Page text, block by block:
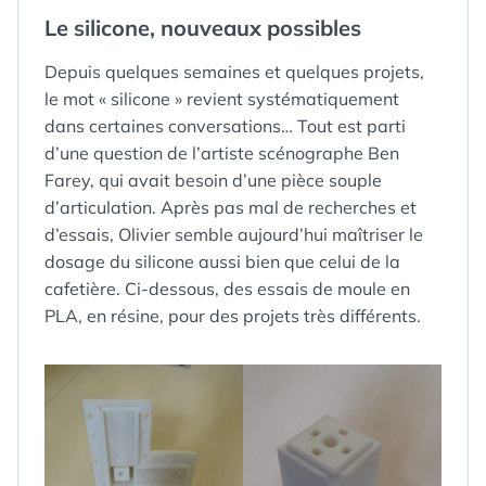
Le silicone, nouveaux possibles
Depuis quelques semaines et quelques projets,
le mot « silicone » revient systématiquement
dans certaines conversations… Tout est parti
d’une question de l’artiste scénographe Ben
Farey, qui avait besoin d’une pièce souple
d’articulation. Après pas mal de recherches et
d’essais, Olivier semble aujourd’hui maîtriser le
dosage du silicone aussi bien que celui de la
cafetière. Ci-dessous, des essais de moule en
PLA, en résine, pour des projets très différents.